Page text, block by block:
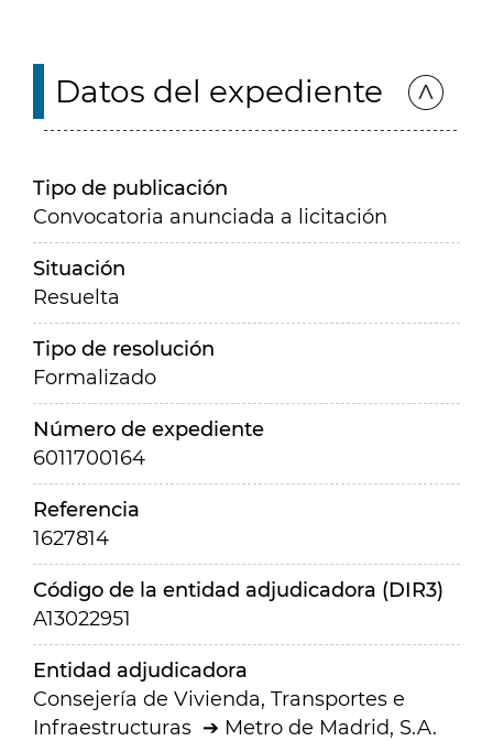
Datos del expediente
Tipo de publicación
Convocatoria anunciada a licitación
Situación
Resuelta
Tipo de resolución
Formalizado
Número de expediente
6011700164
Referencia
1627814
Código de la entidad adjudicadora (DIR3)
A13022951
Entidad adjudicadora
Consejería de Vivienda, Transportes e
Infraestructuras
Metro de Madrid, S.A.